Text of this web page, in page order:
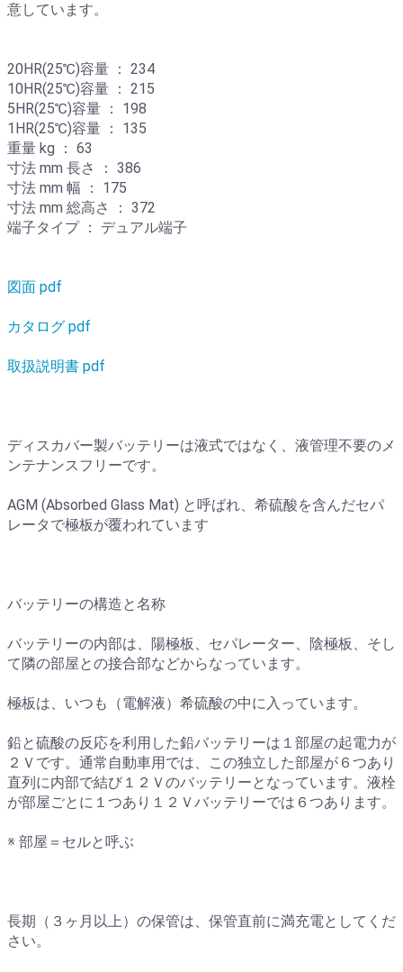
意しています。
20HR(25℃)容量 ： 234
10HR(25℃)容量 ： 215
5HR(25℃)容量 ： 198
1HR(25℃)容量 ： 135
重量 kg ： 63
寸法 mm 長さ ： 386
寸法 mm 幅 ： 175
寸法 mm 総高さ ： 372
端子タイプ ： デュアル端子
図面 pdf
カタログ pdf
取扱説明書 pdf
ディスカバー製バッテリーは液式ではなく、液管理不要のメ
ンテナンスフリーです。
AGM (Absorbed Glass Mat) と呼ばれ、希硫酸を含んだセパ
レータで極板が覆われています
バッテリーの構造と名称
バッテリーの内部は、陽極板、セパレーター、陰極板、そし
て隣の部屋との接合部などからなっています。
極板は、いつも（電解液）希硫酸の中に入っています。
鉛と硫酸の反応を利用した鉛バッテリーは１部屋の起電力が
２Ｖです。通常自動車用では、この独立した部屋が６つあり
直列に内部で結び１２Ｖのバッテリーとなっています。液栓
が部屋ごとに１つあり１２Ｖバッテリーでは６つあります。
※ 部屋＝セルと呼ぶ
長期（３ヶ月以上）の保管は、保管直前に満充電としてくだ
さい。